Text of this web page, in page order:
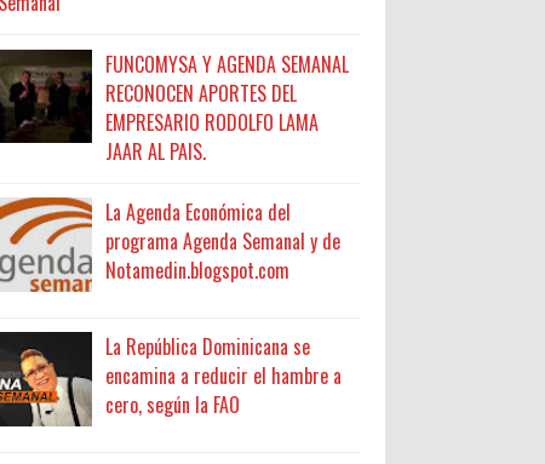
FUNCOMYSA Y AGENDA SEMANAL
RECONOCEN APORTES DEL
EMPRESARIO RODOLFO LAMA
JAAR AL PAIS.
La Agenda Económica del
programa Agenda Semanal y de
Notamedin.blogspot.com
La República Dominicana se
encamina a reducir el hambre a
cero, según la FAO